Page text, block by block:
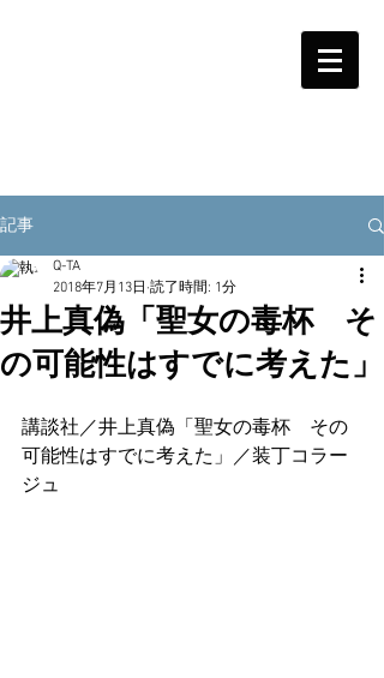
記事
井上真偽「聖女の毒杯 そ
の可能性はすでに考えた」
Q-TA
2018年7月13日 読了時間: 1分
講談社／井上真偽「聖女の毒杯　その
可能性はすでに考えた」／装丁コラー
ジュ